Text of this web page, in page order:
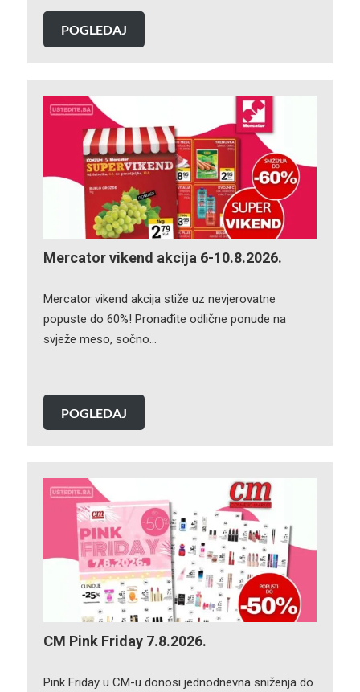
POGLEDAJ
Mercator vikend akcija 6-10.8.2026.
Mercator vikend akcija stiže uz nevjerovatne
popuste do 60%! Pronađite odlične ponude na
svježe meso, sočno…
POGLEDAJ
CM Pink Friday 7.8.2026.
Pink Friday u CM-u donosi jednodnevna sniženja do